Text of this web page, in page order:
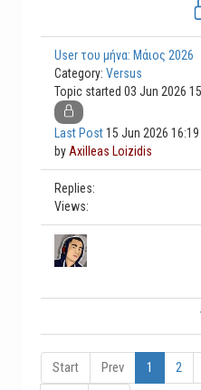
User του μήνα: Μάιος 2026
Category: Versus
Topic started 03 Jun 2026
Last Post15 Jun 2026 16:19
by Axilleas Loizidis
Replies:
Views:
Start Prev 1 2